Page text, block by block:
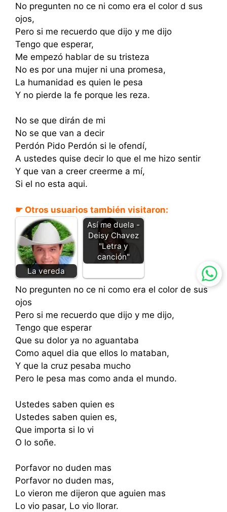
No pregunten no ce ni como era el color d sus
ojos,
Pero si me recuerdo que dijo y me dijo
Tengo que esperar,
Me empezó hablar de su tristeza
No es por una mujer ni una promesa,
La humanidad es quien le pesa
Y no pierde la fe porque les reza.
No se que dirán de mi
No se que van a decir
Perdón Pido Perdón si le ofendí,
A ustedes quise decir lo que el me hizo sentir
Y que van a creer creerme a mí,
Si el no esta aqui.
☛ Otros usuarios también visitaron:
La vereda
Así me duela -
Deisy Chavez
"Letra y
canción"
No pregunten no ce ni como era el color de sus
ojos
Pero si me recuerdo que dijo y me dijo,
Tengo que esperar
Que su dolor ya no aguantaba
Como aquel dia que ellos lo mataban,
Y que la cruz pesaba mucho
Pero le pesa mas como anda el mundo.
Ustedes saben quien es
Ustedes saben quien es,
Que importa si lo vi
O lo soñe.
Porfavor no duden mas
Porfavor no duden mas,
Lo vieron me dijeron que aguien mas
Lo vio pasar, Lo vio llorar.